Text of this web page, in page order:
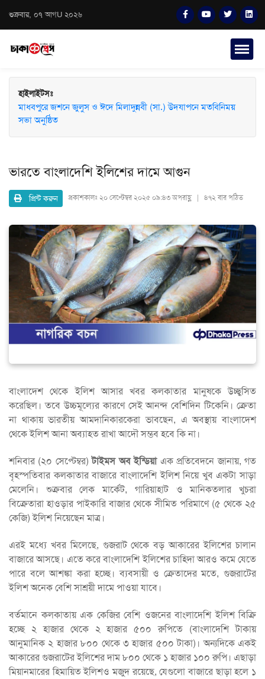
শুক্রবার, ০৭ আগU ২০২৬
হাইলাইটসঃ
মাধবপুরে জশনে জুলুস ও ঈদে মিলাদুন্নবী (সা.) উদযাপনে মতবিনিময়
সভা অনুষ্ঠিত
ভারতে বাংলাদেশি ইলিশের দামে আগুন
প্রিন্ট করুন প্রকাশকালঃ ২০ সেপ্টেম্বর ২০২৫ ০৯:৪৩ অপরাহ্ণ | ৪৭২ বার পঠিত
বাংলাদেশ থেকে ইলিশ আসার খবর কলকাতার মানুষকে উচ্ছ্বসিত
করেছিল। তবে উচ্চমূল্যের কারণে সেই আনন্দ বেশিদিন টিকেনি। ক্রেতা
না থাকায় ভারতীয় আমদানিকারকেরা ভাবছেন, এ অবস্থায় বাংলাদেশ
থেকে ইলিশ আনা অব্যাহত রাখা আদৌ সম্ভব হবে কি না।
শনিবার (২০ সেপ্টেম্বর)টাইমস অব ইন্ডিয়াএক প্রতিবেদনে জানায়, গত
বৃহস্পতিবার কলকাতার বাজারে বাংলাদেশি ইলিশ নিয়ে খুব একটা সাড়া
মেলেনি। শুক্রবার লেক মার্কেট, গারিয়াহাট ও মানিকতলার খুচরা
বিক্রেতারা হাওড়ার পাইকারি বাজার থেকে সীমিত পরিমাণে (৫ থেকে ২৫
কেজি) ইলিশ নিয়েছেন মাত্র।
এরই মধ্যে খবর মিলেছে, গুজরাট থেকে বড় আকারের ইলিশের চালান
বাজারে আসছে। এতে করে বাংলাদেশি ইলিশের চাহিদা আরও কমে যেতে
পারে বলে আশঙ্কা করা হচ্ছে। ব্যবসায়ী ও ক্রেতাদের মতে, গুজরাটের
ইলিশ অনেক বেশি সাশ্রয়ী দামে পাওয়া যাবে।
বর্তমানে কলকাতায় এক কেজির বেশি ওজনের বাংলাদেশি ইলিশ বিক্রি
হচ্ছে ২ হাজার থেকে ২ হাজার ৫০০ রুপিতে (বাংলাদেশি টাকায়
আনুমানিক ২ হাজার ৮০০ থেকে ৩ হাজার ৫০০ টাকা)। অন্যদিকে একই
আকারের গুজরাটের ইলিশের দাম ৮০০ থেকে ১ হাজার ১০০ রুপি। এছাড়া
মিয়ানমারের হিমায়িত ইলিশও মজুদ রয়েছে, যেগুলো বাজারে ছাড়া হলে ১